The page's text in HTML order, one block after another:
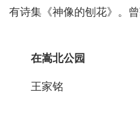
有诗集《神像的刨花》。曾
在嵩北公园
王家铭